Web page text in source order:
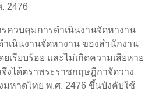
2476
การดำเนินงานจัดหางาน
เนินงานจัดหางาน ของสำนักงาน
เรียบร้อย และไม่เกิดความเสียหาย
งได้ตราพระราชกฤษฎีกาจัดวาง
มหาดไทย พ.ศ. 2476 ขึ้นบังคับใช้